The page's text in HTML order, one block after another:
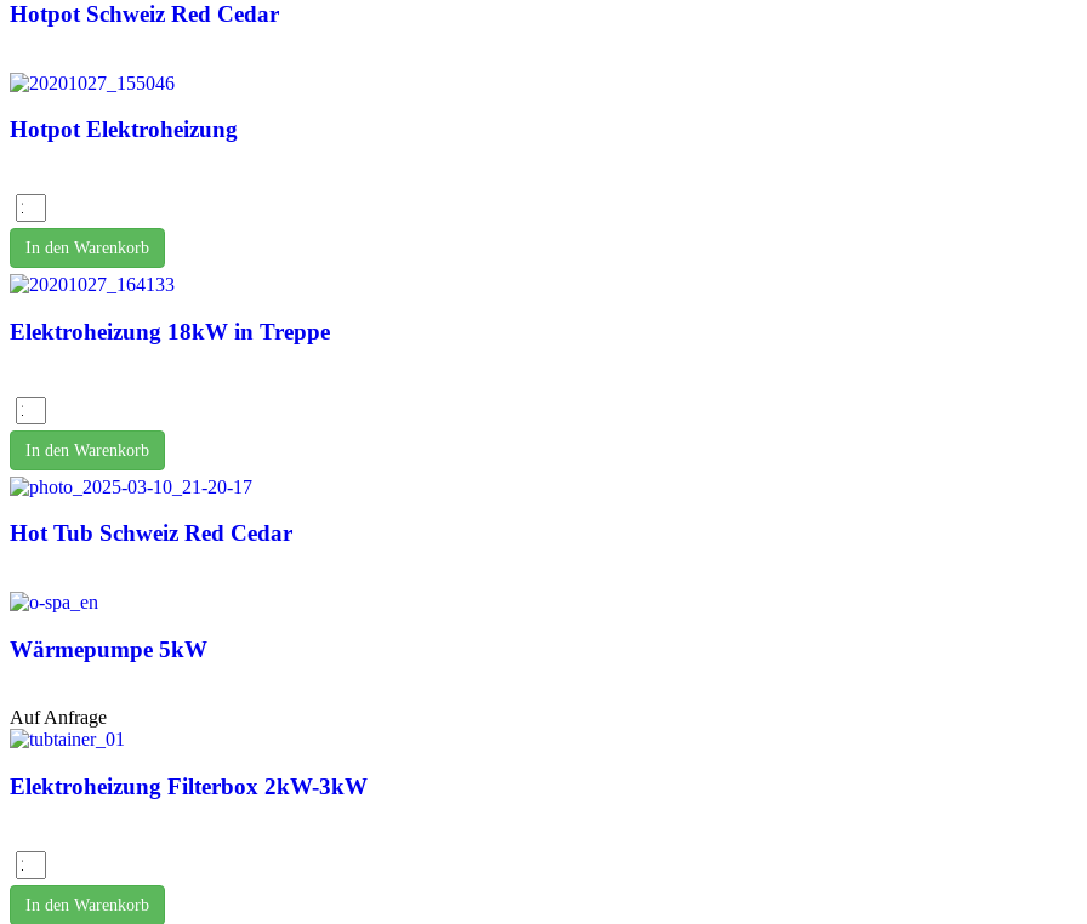
Hotpot Schweiz Red Cedar
Hotpot Elektroheizung
In den Warenkorb
Elektroheizung 18kW in Treppe
In den Warenkorb
Hot Tub Schweiz Red Cedar
Wärmepumpe 5kW
Auf Anfrage
Elektroheizung Filterbox 2kW-3kW
In den Warenkorb